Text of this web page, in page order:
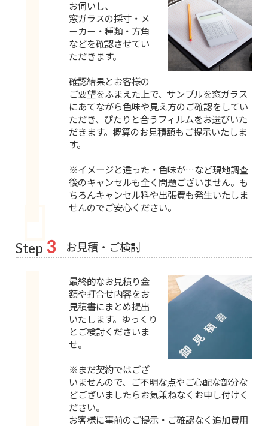
お伺いし、
窓ガラスの採寸・メ
ーカー・種類・方角
などを確認させてい
ただきます。
確認結果とお客様の
ご要望をふまえた上で、サンプルを窓ガラス
にあてながら色味や見え方のご確認をしてい
ただき、ぴたりと合うフィルムをお選びいた
だきます。概算のお見積額もご提示いたしま
す。
※イメージと違った・色味が…など現地調査
後のキャンセルも全く問題ございません。も
ちろんキャンセル料や出張費も発生いたしま
せんのでご安心ください。
Step 3 お見積・ご検討
最終的なお見積り金
額や打合せ内容をお
見積書にまとめ提出
いたします。ゆっくり
とご検討くださいま
せ。
※まだ契約ではござ
いませんので、ご不明な点やご心配な部分な
どございましたらお気兼ねなくお申し付けく
ださい。
お客様に事前のご提示・ご確認なく追加費用